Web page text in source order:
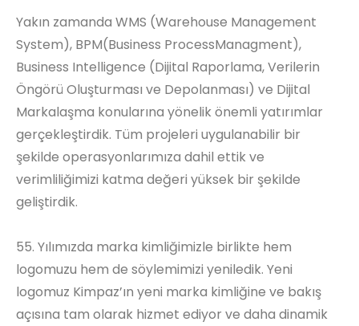
Yakın zamanda WMS (Warehouse Management
System), BPM(Business ProcessManagment),
Business Intelligence (Dijital Raporlama, Verilerin
Öngörü Oluşturması ve Depolanması) ve Dijital
Markalaşma konularına yönelik önemli yatırımlar
gerçekleştirdik. Tüm projeleri uygulanabilir bir
şekilde operasyonlarımıza dahil ettik ve
verimliliğimizi katma değeri yüksek bir şekilde
geliştirdik.
55. Yılımızda marka kimliğimizle birlikte hem
logomuzu hem de söylemimizi yeniledik. Yeni
logomuz Kimpaz’ın yeni marka kimliğine ve bakış
açısına tam olarak hizmet ediyor ve daha dinamik